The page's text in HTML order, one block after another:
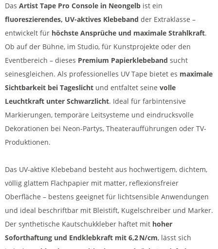
Das Artist Tape Pro Console in Neongelb ist ein
fluoreszierendes, UV-aktives Klebeband der Extraklasse –
entwickelt für höchste Ansprüche und maximale Strahlkraft.
Ob auf der Bühne, im Studio, für Kunstprojekte oder den
Eventbereich – dieses Premium Papierklebeband sucht
seinesgleichen. Als professionelles UV Tape bietet es maximale
Sichtbarkeit bei Tageslicht und entfaltet seine volle
Leuchtkraft unter Schwarzlicht. Ideal für farbintensive
Markierungen, temporäre Leitsysteme und eindrucksvolle
Dekorationen bei Neon-Partys, Theateraufführungen oder TV-
Produktionen.
Das UV-aktive Klebeband besteht aus hochwertigem, dichtem,
völlig glattem Flachpapier mit matter, reflexionsfreier
Oberfläche – bestens geeignet für lichtsensible Anwendungen
und ideal beschriftbar mit Bleistift, Kugelschreiber und Marker.
Der synthetische Kautschukkleber haftet mit hoher
Soforthaftung und Endklebkraft mit 6,2 N/cm, lässt sich